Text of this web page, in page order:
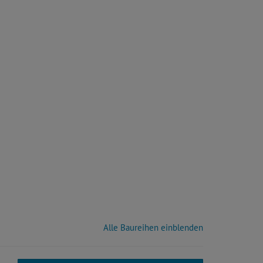
Alle Baureihen einblenden